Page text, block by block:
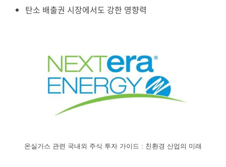
탄소 배출권 시장에서도 강한 영향력
온실가스 관련 국내외 주식 투자 가이드 : 친환경 산업의 미래